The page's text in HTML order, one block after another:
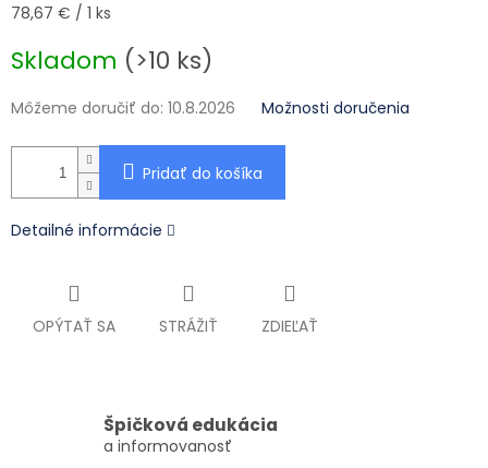
Jednotková cena:
78,67 € / 1 ks
Skladom (>10 ks)
Môžeme doručiť do: 10.8.2026 Možnosti doručenia
Pridať do košíka
Detailné informácie
OPÝTAŤ SA STRÁŽIŤ ZDIEĽAŤ
Špičková edukácia
a informovanosť